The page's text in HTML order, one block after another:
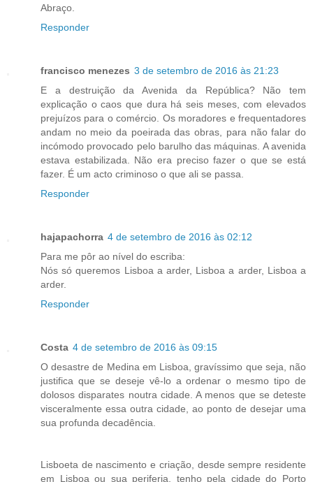
Abraço.
Responder
francisco menezes 3 de setembro de 2016 às 21:23
E a destruição da Avenida da República? Não tem
explicação o caos que dura há seis meses, com elevados
prejuízos para o comércio. Os moradores e frequentadores
andam no meio da poeirada das obras, para não falar do
incómodo provocado pelo barulho das máquinas. A avenida
estava estabilizada. Não era preciso fazer o que se está
fazer. É um acto criminoso o que ali se passa.
Responder
hajapachorra 4 de setembro de 2016 às 02:12
Para me pôr ao nível do escriba:
Nós só queremos Lisboa a arder, Lisboa a arder, Lisboa a
arder.
Responder
Costa 4 de setembro de 2016 às 09:15
O desastre de Medina em Lisboa, gravíssimo que seja, não
justifica que se deseje vê-lo a ordenar o mesmo tipo de
dolosos disparates noutra cidade. A menos que se deteste
visceralmente essa outra cidade, ao ponto de desejar uma
sua profunda decadência.
Lisboeta de nascimento e criação, desde sempre residente
em Lisboa ou sua periferia, tenho pela cidade do Porto